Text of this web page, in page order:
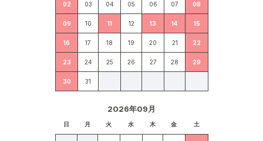
02 03 04 05 06 07 08
09 10 11 12 13 14 15
16 17 18 19 20 21 22
23 24 25 26 27 28 29
30 31
2026年09月
日 月 火 水 木 金 土